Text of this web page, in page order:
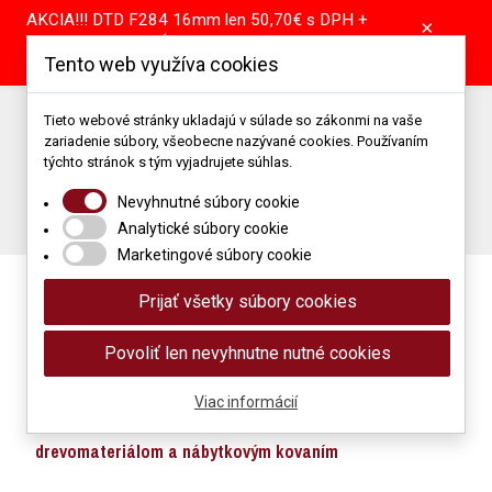
×
AKCIA!!! DTD F284 16mm len 50,70€ s DPH +
pílenie tabule GRÁTIS! DTD A907 16mm len
39,55€ s DPH + pílenie tabule GRÁTIS!
Predajňa: +421 904 867 344 | +421 37 64 25 101
Porez: +421 905 514 679
Podlahové štúdio: +421 907 866 118
Napíšte nám: obchod@mimidrevomaterial.sk
Porez materiálu
drevomateriálom a nábytkovým kovaním
Tento web využíva cookies
Tieto webové stránky ukladajú v súlade so zákonmi na vaše
zariadenie súbory, všeobecne nazývané cookies. Používaním
týchto stránok s tým vyjadrujete súhlas.
Nevyhnutné súbory cookie
Analytické súbory cookie
Marketingové súbory cookie
Prijať všetky súbory cookies
Povoliť len nevyhnutne nutné cookies
Viac informácií